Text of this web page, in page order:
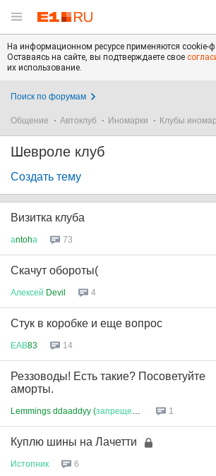
На информационном ресурсе применяются cookie-
Оставаясь на сайте, вы подтверждаете свое
их использование.
Поиск по форумам
Общение Автоклуб Иномарки Клубы
Шевроле клуб
Создать тему
Визитка клуба
аntohа 73
Скачут обороты(
Алексей Devil 4
Стук в коробке и еще вопрос
ЕАВ83 14
Реззоводы! Есть такие? Посоветуйте
аморты.
Lemmings ddaaddyy (запрещено 1
Куплю шины на Лачетти
Истопник 6